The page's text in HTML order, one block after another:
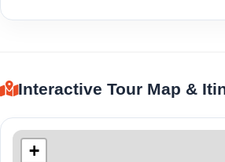
Interactive Tour Map &
+